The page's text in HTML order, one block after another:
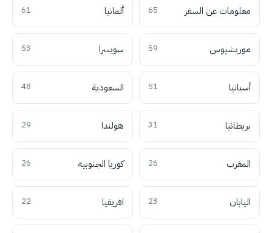
معلومات عن السفر 65 ألمانيا 61
موريشيوس 59 سويسرا 53
أسبانيا 51 السعودية 48
بريطانيا 31 هولندا 29
المغرب 26 كوريا الجنوبية 26
اليابان 23 افريقيا 22